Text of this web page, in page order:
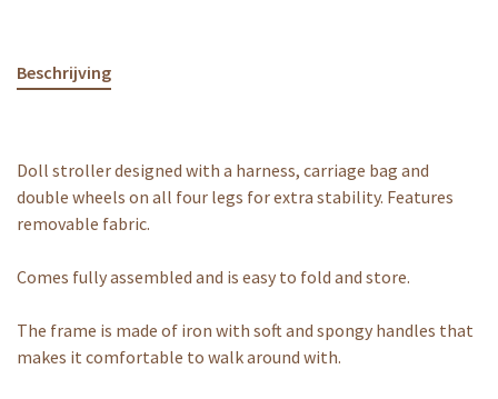
Beschrijving
Doll stroller designed with a harness, carriage bag and
double wheels on all four legs for extra stability. Features
removable fabric.
Comes fully assembled and is easy to fold and store.
The frame is made of iron with soft and spongy handles that
makes it comfortable to walk around with.